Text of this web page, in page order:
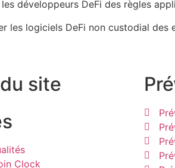
les logiciels DeFi non custodial
site
Clock